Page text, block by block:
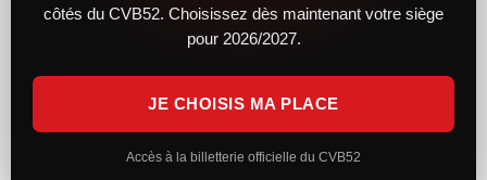
Trophée International 2024 : CVB52 - PRVB
50 Photos
côtés du CVB52. Choisissez dès maintenant votre siège
pour 2026/2027.
JE CHOISIS MA PLACE
Accès à la billetterie officielle du CVB52